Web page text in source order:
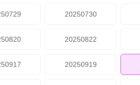
20250730
20250822
20250919